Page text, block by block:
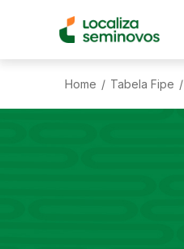
Home / Tabela Fipe /